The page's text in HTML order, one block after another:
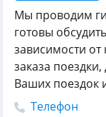
Мы проводим
готовы
зависимости
заказа
Ваших поездок
Телефон